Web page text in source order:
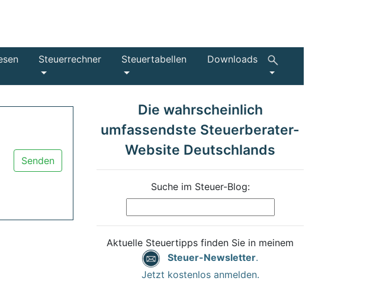
Steuerrechner Steuertabellen Downloads
Senden
Die wahrscheinlich
umfassendste Steuerberater-
Website Deutschlands
Suche im Steuer-Blog:
Aktuelle Steuertipps finden Sie in meinem
Steuer-Newsletter.
Jetzt kostenlos anmelden.